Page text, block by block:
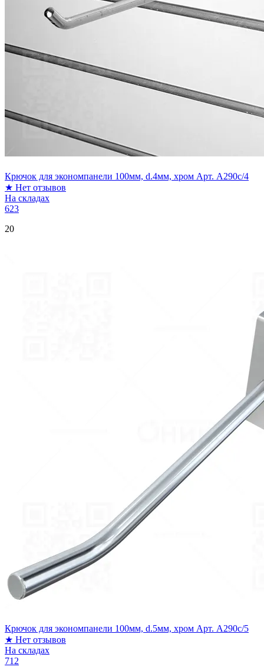
Крючок для экономпанели 100мм, d.4мм, хром Арт. A290c/4
★ Нет отзывов
На складах
623
20
Крючок для экономпанели 100мм, d.5мм, хром Арт. A290c/5
★ Нет отзывов
На складах
712